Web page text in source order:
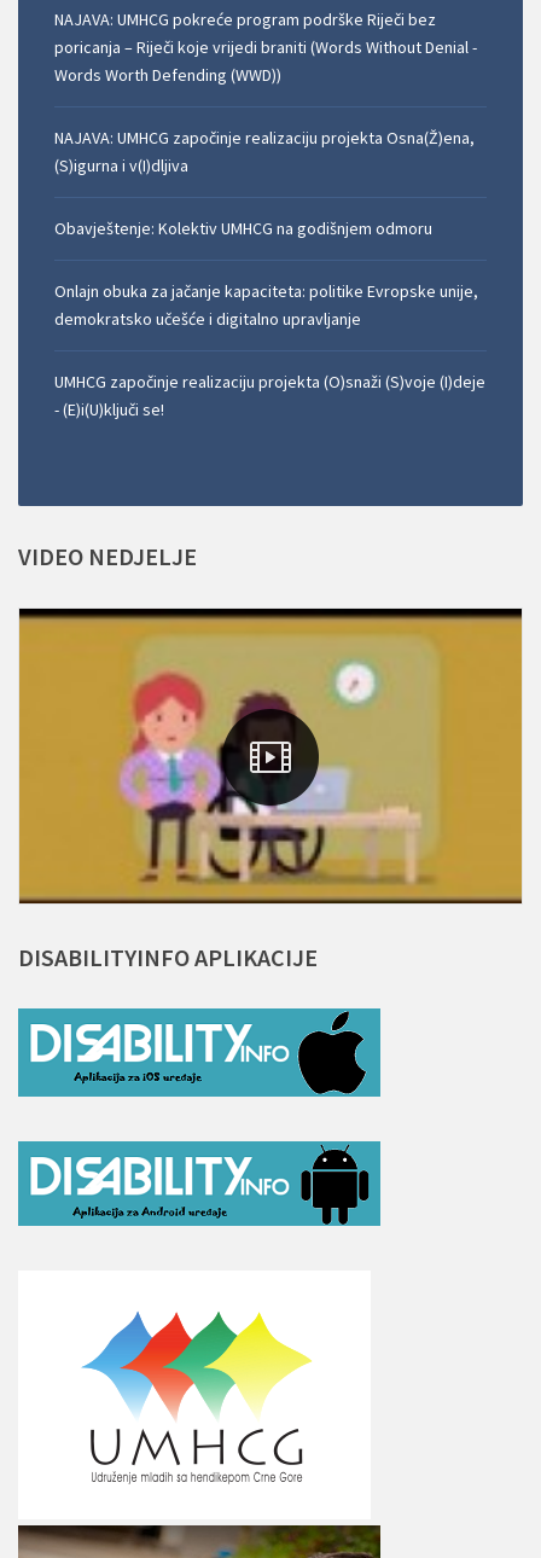
NAJAVA: UMHCG pokreće program podrške Riječi bez
poricanja – Riječi koje vrijedi braniti (Words Without Denial -
Words Worth Defending (WWD))
NAJAVA: UMHCG započinje realizaciju projekta Osna(Ž)ena,
(S)igurna i v(I)dljiva
Obavještenje: Kolektiv UMHCG na godišnjem odmoru
Onlajn obuka za jačanje kapaciteta: politike Evropske unije,
demokratsko učešće i digitalno upravljanje
UMHCG započinje realizaciju projekta (O)snaži (S)voje (I)deje
- (E)i(U)ključi se!
VIDEO NEDJELJE
DISABILITYINFOAPLIKACIJE